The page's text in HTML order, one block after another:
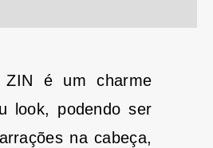
é um charme
look, podendo ser
na cabeça,